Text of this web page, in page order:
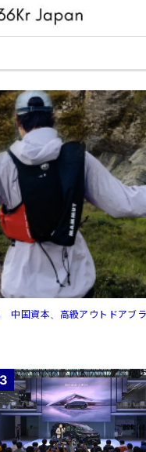
中国資本、高級アウトドアブ
3